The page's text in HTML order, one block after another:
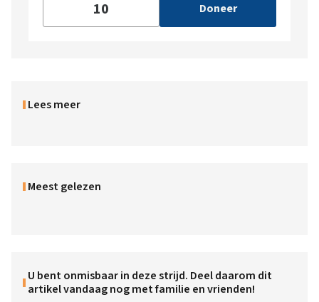
Doneer
Lees meer
Meest gelezen
U bent onmisbaar in deze strijd. Deel daarom dit
artikel vandaag nog met familie en vrienden!